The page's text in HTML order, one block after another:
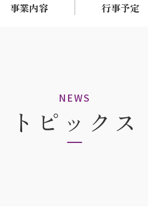
事業内容 行事予定
NEWS
トピックス